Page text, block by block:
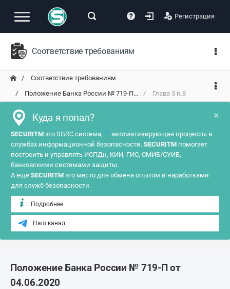
Регистрация
Соответствие требованиям
Соответствие требованиям
Положение Банка России № 719-П...
Глава 3 п.8
×
Куда я попал?
SECURITM это SGRC система, ?
автоматизирующая процессы в
службах информационной безопасности. SECURITM помогает
построить и управлять ИСПДн, КИИ, ГИС, СМИБ/СУИБ,
банковскими системами защиты.
А еще SECURITM это место для обмена опытом и наработками
для служб безопасности.
Подробнее
Наш канал
Положение Банка России № 719-П от
04.06.2020